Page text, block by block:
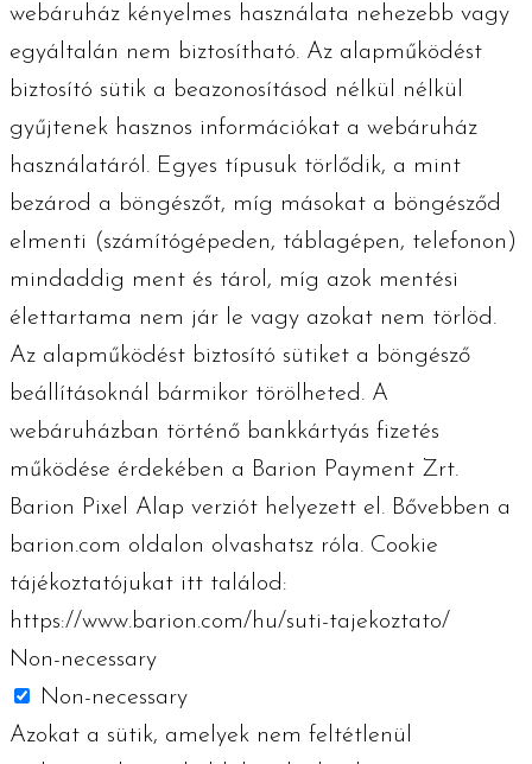
webáruház kényelmes használata nehezebb vagy
egyáltalán nem biztosítható. Az alapműködést
biztosító sütik a beazonosításod nélkül nélkül
gyűjtenek hasznos információkat a webáruház
használatáról. Egyes típusuk törlődik, a mint
bezárod a böngészőt, míg másokat a böngésződ
elmenti (számítógépeden, táblagépen, telefonon)
mindaddig ment és tárol, míg azok mentési
élettartama nem jár le vagy azokat nem törlöd.
Az alapműködést biztosító sütiket a böngésző
beállításoknál bármikor törölheted. A
webáruházban történő bankkártyás fizetés
működése érdekében a Barion Payment Zrt.
Barion Pixel Alap verziót helyezett el. Bővebben a
barion.com oldalon olvashatsz róla. Cookie
tájékoztatójukat itt találod:
https://www.barion.com/hu/suti-tajekoztato/
Non-necessary
Non-necessary
Azokat a sütik, amelyek nem feltétlenül